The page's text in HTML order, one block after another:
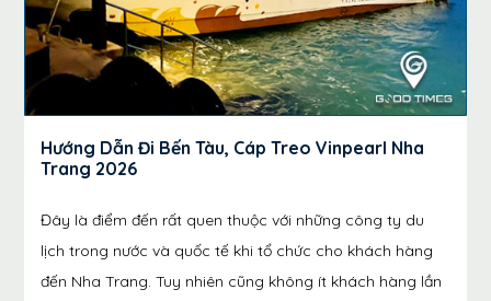
Hướng Dẫn Đi Bến Tàu, Cáp Treo Vinpearl Nha
Trang 2026
Đây là điểm đến rất quen thuộc với những công ty du
lịch trong nước và quốc tế khi tổ chức cho khách hàng
đến Nha Trang. Tuy nhiên cũng không ít khách hàng lần